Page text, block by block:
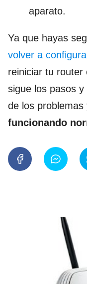
aparato.
Ya que hayas
volver a
reiniciar tu router
sigue los pasos
de los
funcionando